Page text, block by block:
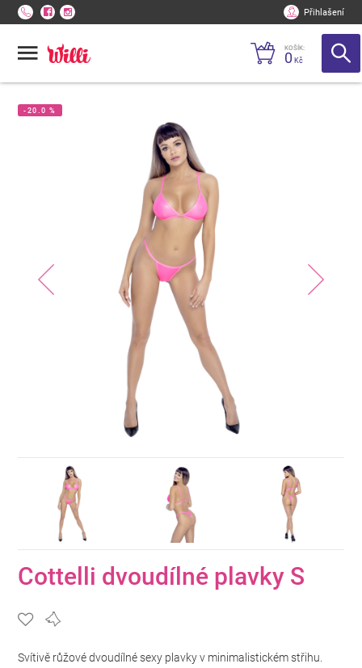
Přihlašení
KOŠÍK:
0 Kč
-20.0 %
Cottelli dvoudílné plavky S
Svítivě růžové dvoudílné sexy plavky v minimalistickém střihu.